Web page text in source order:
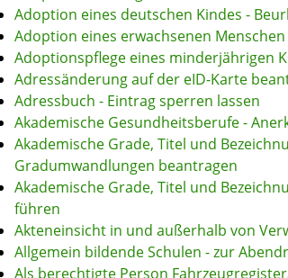
Adoption eines deutschen Kindes -
Adoption eines erwachsenen
Adoptionspflege eines minderjährigen
Adressänderung auf der eID-Karte
Adressbuch - Eintrag sperren lassen
Akademische Gesundheitsberufe -
Akademische Grade, Titel und
Gradumwandlungen beantragen
Akademische Grade, Titel und
führen
Akteneinsicht in und außerhalb von
Allgemein bildende Schulen - zur
Als berechtigte Person